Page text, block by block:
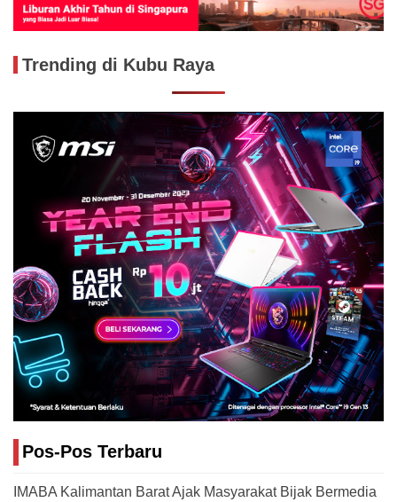
Trending di Kubu Raya
Pos-Pos Terbaru
IMABA Kalimantan Barat Ajak Masyarakat Bijak Bermedia